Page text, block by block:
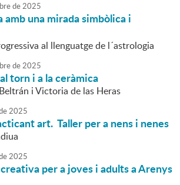
de2025
amb una mirada simbòlica i
al llenguatge de l´astrologia
de2025
torn i a la ceràmica
i Victoria de las Heras
2025
art. Taller per a nens i nenes
2025
per a joves i adults a Arenys